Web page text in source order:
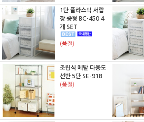
1단 플라스틱 서랍
장 중형 BC-450 4
개 SET
(품절)
조립식 메탈 다용도
선반 5단 SE-918
(품절)